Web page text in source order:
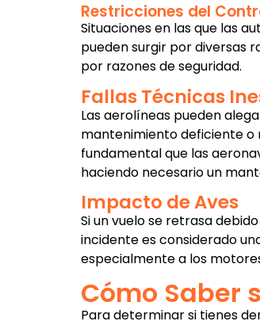
Restricciones del
Situaciones en las que las
pueden surgir por diversas
por razones de seguridad.
Fallas Técnicas
Las aerolíneas pueden
mantenimiento deficiente o
fundamental que las
haciendo necesario un
Impacto de Aves
Si un vuelo se retrasa
incidente es considerado
especialmente a los
Cómo Saber
Para determinar si tienes